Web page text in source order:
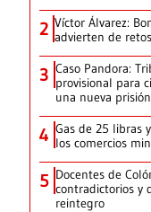
2 Víctor Álvarez:
advierten de
3 Caso Pandora:
provisional para
una nueva
4 Gas de 25 libras
los comercios
5 Docentes de
contradictorios y
reintegro